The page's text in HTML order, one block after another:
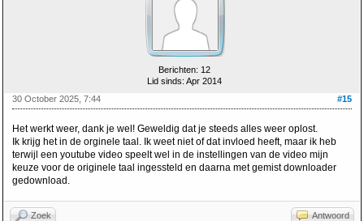
Berichten: 12
Lid sinds: Apr 2014
#15
30 October 2025, 7:44
Het werkt weer, dank je wel! Geweldig dat je steeds alles weer oplost.
Ik krijg het in de orginele taal. Ik weet niet of dat invloed heeft, maar ik heb
terwijl een youtube video speelt wel in de instellingen van de video mijn
keuze voor de originele taal ingessteld en daarna met gemist downloader
gedownload.
Zoek Antwoord